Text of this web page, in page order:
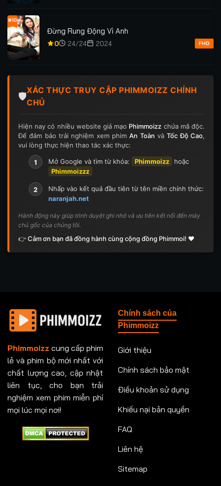
#10
Đừng Rung Động Vì Anh
0 24/24 2024 FHD
🛡️
XÁC THỰC TRUY CẬP PHIMMOIZZ CHÍNH
CHỦ
Hiện nay có nhiều website giả mạo Phimmoizz chứa mã độc.
Để đảm bảo trải nghiệm xem phimAn Toàn vàTốc Độ Cao,
vui lòng thực hiện thao tác xác thực:
1 Mở Google và tìm từ khóa: Phimmoizz
hoặc
Phimmoizzz
2
Nhấp vào kết quả đầu tiên từ tên miền chính thức:
naranjah.net
Hành động này giúp trình duyệt ghi nhớ và ưu tiên kết nối đến máy
chủ gốc của chúng tôi.
👉 Cảm ơn bạn đã đồng hành cùng cộng đồng Phimmoi! ❤️
Phimmoizz cung cấp phim
lẻ và phim bộ mới nhất với
chất lượng cao, cập nhật
liên tục, cho bạn trải
nghiệm xem phim miễn phí
mọi lúc mọi nơi!
Chính sách của
Phimmoizz
Giới thiệu
Chính sách bảo mật
Điều khoản sử dụng
Khiếu nại bản quyền
FAQ
Liên hệ
Sitemap